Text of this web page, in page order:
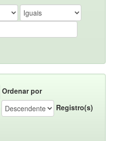
Ordenar por
Registro(s)